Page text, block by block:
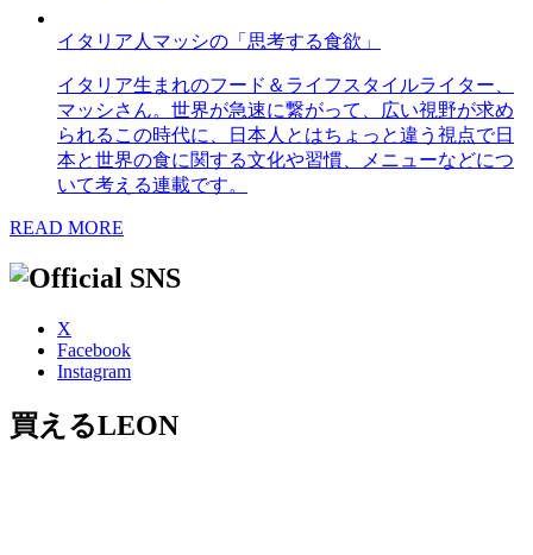
イタリア人マッシの「思考する食欲」
イタリア生まれのフード＆ライフスタイルライター、
マッシさん。世界が急速に繋がって、広い視野が求め
られるこの時代に、日本人とはちょっと違う視点で日
本と世界の食に関する文化や習慣、メニューなどにつ
いて考える連載です。
READ MORE
X
Facebook
Instagram
買えるLEON